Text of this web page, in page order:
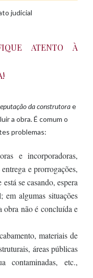
judicial
ATENTO À
da construtorae
a obra. É comum o
problemas:
e incorporadoras,
e prorrogações,
se casando, espera
algumas situações
obra não é concluída e
materiais de
áreas públicas
contaminadas, etc.,